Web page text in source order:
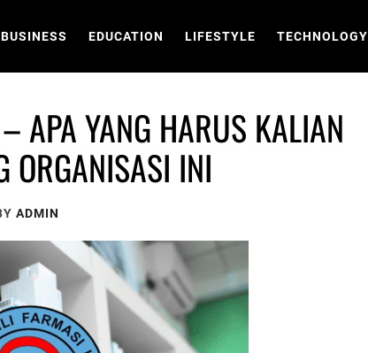
BUSINESS EDUCATION LIFESTYLE TECHNOLOGY
APA YANG HARUS KALIAN
ORGANISASI INI
ADMIN